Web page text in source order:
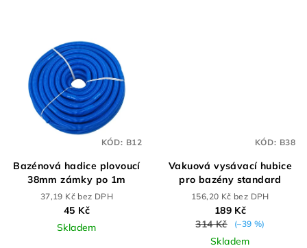
Bazénová hadice plovoucí
38mm zámky po 1m
37,19 Kč bez DPH
45 Kč
Skladem
KÓD: B12
Vakuová vysávací hubice
pro bazény standard
156,20 Kč bez DPH
189 Kč
314 Kč
(–39 %)
Skladem
KÓD: B38